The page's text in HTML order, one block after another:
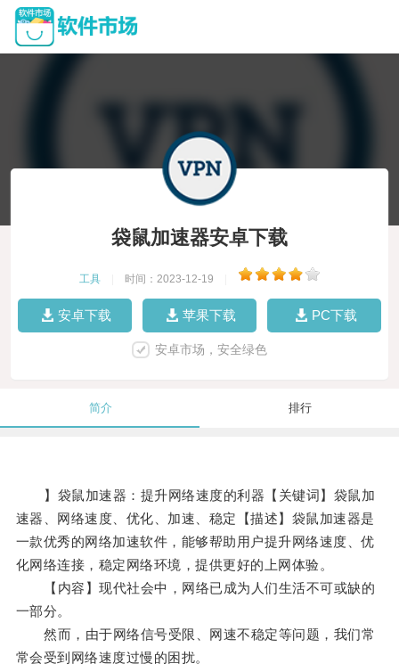
袋鼠加速器安卓下载
工具 时间：2023-12-19
安卓下载 苹果下载 PC下载
安卓市场，安全绿色
简介 排行
】袋鼠加速器：提升网络速度的利器【关键词】袋鼠加
速器、网络速度、优化、加速、稳定【描述】袋鼠加速器是
一款优秀的网络加速软件，能够帮助用户提升网络速度、优
化网络连接，稳定网络环境，提供更好的上网体验。
【内容】现代社会中，网络已成为人们生活不可或缺的
一部分。
然而，由于网络信号受限、网速不稳定等问题，我们常
常会受到网络速度过慢的困扰。